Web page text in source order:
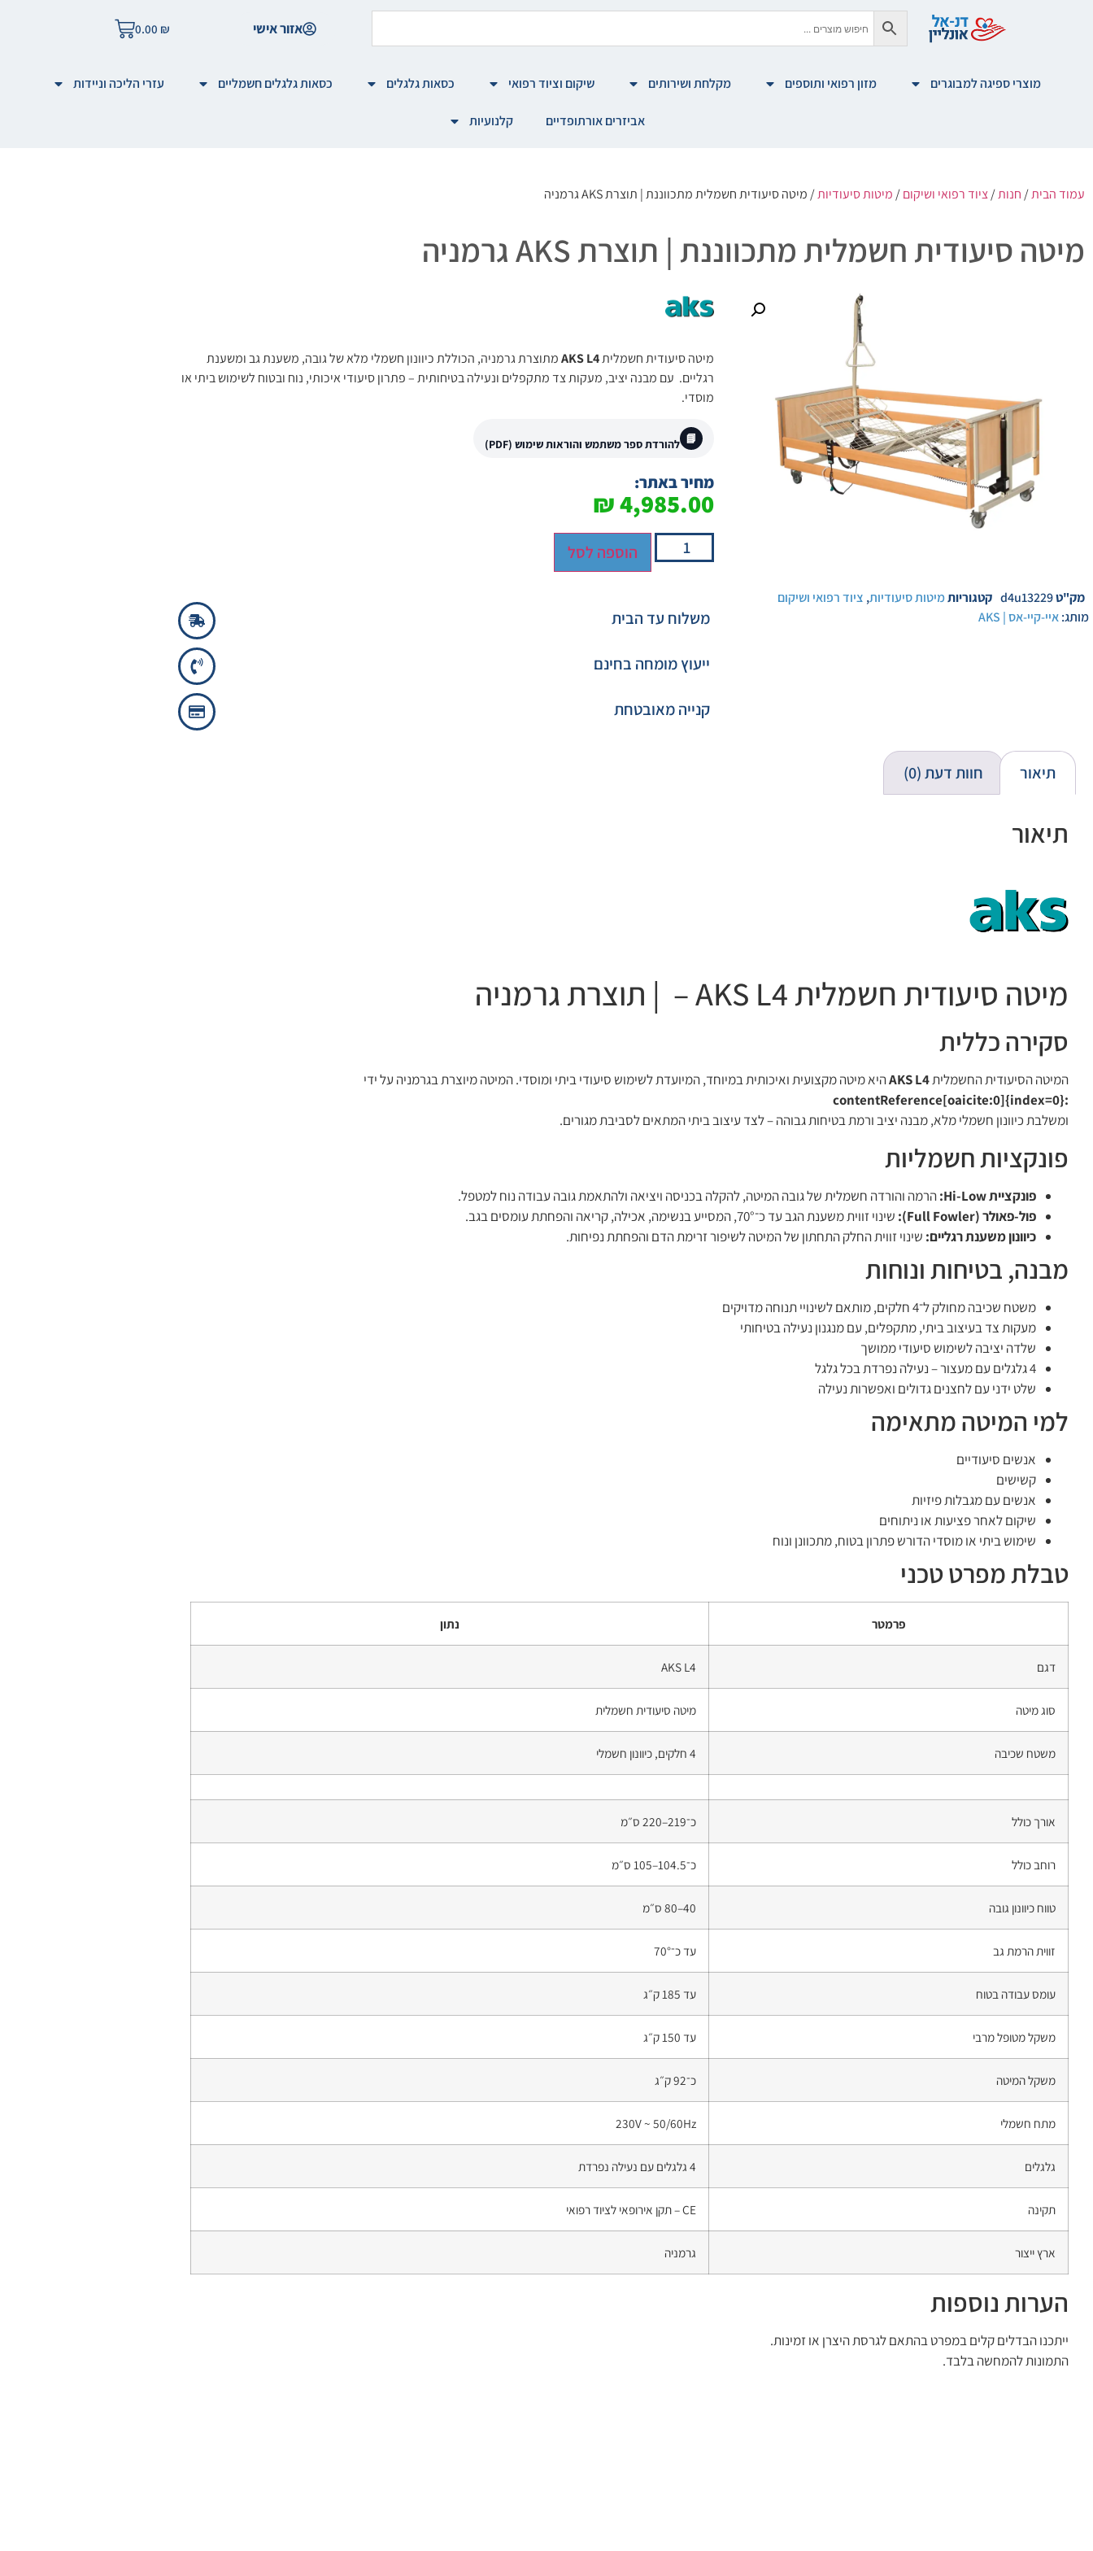
אזור אישי 0.00 ₪
מוצרי ספיגה למבוגרים מזון רפואי ותוספים מקלחת ושירותים שיקום וציוד רפואי כסאות גלגלים כסאות גלגלים חשמליים עזרי הליכה וניידות
אביזרים אורתופדיים קלנועיות
עמוד הבית/ חנות/ציוד רפואי ושיקום/ מיטות סיעודיות/ מיטה סיעודית חשמלית מתכווננת | תוצרת AKS גרמניה
מיטה סיעודית חשמלית מתכווננת | תוצרת AKS גרמניה
מק"טd4u13229 קטגוריותמיטות סיעודיות, ציוד רפואי ושיקום
מותג:איי-קיי-אס | AKS
מיטה סיעודית חשמליתAKS L4מתוצרת גרמניה, הכוללת כיוונון חשמלי מלא של גובה, משענת גב ומשענת
רגליים. עם מבנה יציב, מעקות צד מתקפלים ונעילה בטיחותית – פתרון סיעודי איכותי, נוח ובטוח לשימוש ביתי או
מוסדי.
📘 להורדת ספר משתמש והוראות שימוש (PDF)
מחיר באתר:
4,985.00
₪
הוספה לסל
משלוח עד הבית
ייעוץ מומחה בחינם
קנייה מאובטחת
תיאור חוות דעת (0)
תיאור
מיטה סיעודית חשמלית AKS L4 – | תוצרת גרמניה
סקירה כללית
המיטה הסיעודית החשמליתAKS L4היא מיטה מקצועית ואיכותית במיוחד, המיועדת לשימוש סיעודי ביתי ומוסדי. המיטה מיוצרת בגרמניה על ידי
:contentReference[oaicite:0]{index=0}
ומשלבת כיוונון חשמלי מלא, מבנה יציב ורמת בטיחות גבוהה – לצד עיצוב ביתי המתאים לסביבת מגורים.
פונקציות חשמליות
פונקציית Hi-Low:
הרמה והורדה חשמלית של גובה המיטה, להקלה בכניסה ויציאה ולהתאמת גובה עבודה נוח למטפל.
פול-פאולר (Full Fowler):
שינוי זווית משענת הגב עד כ־70°, המסייע בנשימה, אכילה, קריאה והפחתת עומסים בגב.
כיוונון משענת רגליים: שינוי זווית החלק התחתון של המיטה לשיפור זרימת הדם והפחתת נפיחות.
מבנה, בטיחות ונוחות
משטח שכיבה מחולק ל־4 חלקים, מותאם לשינויי תנוחה מדויקים
מעקות צד בעיצוב ביתי, מתקפלים, עם מנגנון נעילה בטיחותי
שלדה יציבה לשימוש סיעודי ממושך
4 גלגלים עם מעצור – נעילה נפרדת בכל גלגל
שלט ידני עם לחצנים גדולים ואפשרות נעילה
למי המיטה מתאימה
אנשים סיעודיים
קשישים
אנשים עם מגבלות פיזיות
שיקום לאחר פציעות או ניתוחים
שימוש ביתי או מוסדי הדורש פתרון בטוח, מתכוונן ונוח
טבלת מפרט טכני
פרמטר נתון
דגם AKS L4
סוג מיטה מיטה סיעודית חשמלית
משטח שכיבה 4 חלקים, כיוונון חשמלי
אורך כולל כ־219–220 ס״מ
רוחב כולל כ־104.5–105 ס״מ
טווח כיוונון גובה 40–80 ס״מ
זווית הרמת גב עד כ־70°
עומס עבודה בטוח עד 185 ק״ג
משקל מטופל מרבי עד 150 ק״ג
משקל המיטה כ־92 ק״ג
מתח חשמלי 230V ~ 50/60Hz
גלגלים 4 גלגלים עם נעילה נפרדת
תקינה CE – תקן אירופאי לציוד רפואי
ארץ ייצור גרמניה
הערות נוספות
ייתכנו הבדלים קלים במפרט בהתאם לגרסת היצרן או זמינות.
התמונות להמחשה בלבד.